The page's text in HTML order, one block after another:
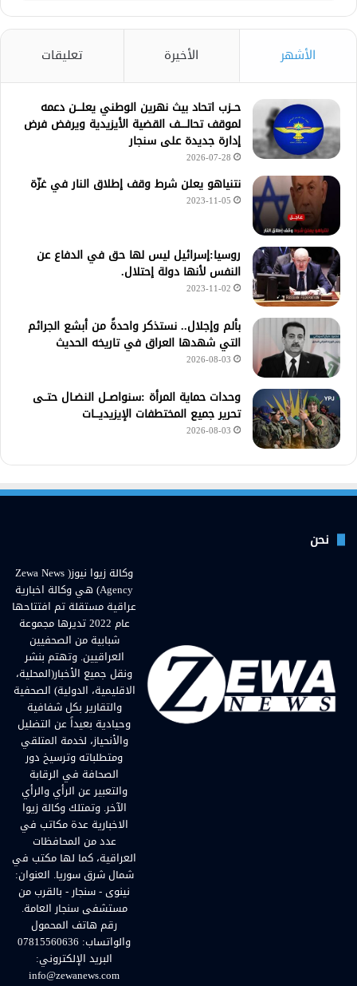
الأشهر الأخيرة تعليقات
حــزب اتحاد بيث نهرين الوطني يعلـــن دعمه
لموقف تحالــــف القضية الأيزيدية ويرفض فرض
إدارة جديدة على سنجار
2026-07-28
نتنياهو يعلن شرط وقف إطلاق النار في غزّة
2023-11-05
روسيا:إسرائيل ليس لها حق في الدفاع عن
النفس لأنها دولة إحتلال.
2023-11-02
بألم وإجلال.. نستذكر واحدةً من أبشع الجرائم
التي شهدها العراق في تاريخه الحديث
2026-08-03
وحدات حماية المرأة :سنواصــل النضـال حتــى
تحرير جميع المختطفات الإيزيديـــات
2026-08-03
نحن
وكالة زيوا نيوز( Zewa News
Agency) هي وكالة اخبارية
عراقية مستقلة تم افتتاحها
عام 2022 تديرها مجموعة
شبابية من الصحفيين
العراقيين. وتهتم بنشر
ونقل جميع الأخبار(المحلية،
الاقليمية، الدولية) الصحفية
والتقارير بكل شفافية
وحيادية بعيداً عن التضليل
والأنحياز، لخدمة المتلقي
ومتطلباته وترسيخ دور
الصحافة في الرقابة
والتعبير عن الرأي والرأي
الآخر. وتمتلك وكالة زيوا
الاخبارية عدة مكاتب في
عدد من المحافظات
العراقية، كما لها مكتب في
شمال شرق سوريا. العنوان:
نينوى - سنجار - بالقرب من
مستشفى سنجار العامة.
رقم هاتف المحمول
والواتساب: 07815560636
البريد الإلكتروني:
info@zewanews.com